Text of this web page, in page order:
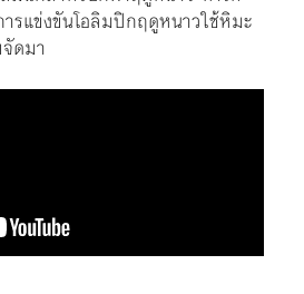
รแข่งขันโอลิมปิกฤดูหนาวใช้หิมะ
ดมา